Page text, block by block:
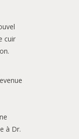
cuir
à Dr.